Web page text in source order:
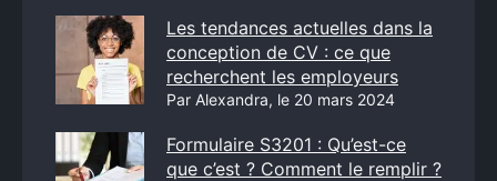
Les tendances actuelles dans la
conception de CV : ce que
recherchent les employeurs
Par Alexandra, le 20 mars 2024
Formulaire S3201 : Qu’est-ce
que c’est ? Comment le remplir ?